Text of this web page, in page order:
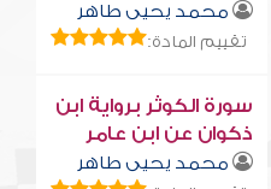
محمد يحيى طاهر
تقييم المادة:
سورة الكوثر برواية ابن
ذكوان عن ابن عامر
محمد يحيى طاهر